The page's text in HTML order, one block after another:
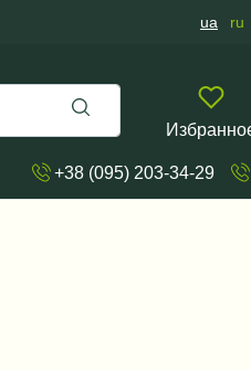
ua ru
+38 (095) 203-34-29